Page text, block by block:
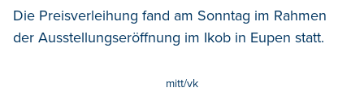
Die Preisverleihung fand am Sonntag im Rahmen
der Ausstellungseröffnung im Ikob in Eupen statt.
mitt/vk